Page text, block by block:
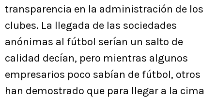
transparencia en la administración de los
clubes. La llegada de las sociedades
anónimas al fútbol serían un salto de
calidad decían, pero mientras algunos
empresarios poco sabían de fútbol, otros
han demostrado que para llegar a la cima